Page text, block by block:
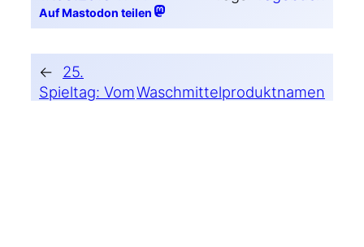
Auf Mastodon teilen
←
25.
Spieltag: VomWaschmittelproduktnamen